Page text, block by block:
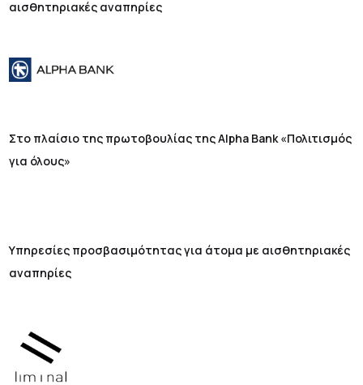
αισθητηριακές αναπηρίες
Στο πλαίσιο της πρωτοβουλίας της Alpha Bank «Πολιτισμός
για όλους»
Υπηρεσίες προσβασιμότητας για άτομα με αισθητηριακές
αναπηρίες